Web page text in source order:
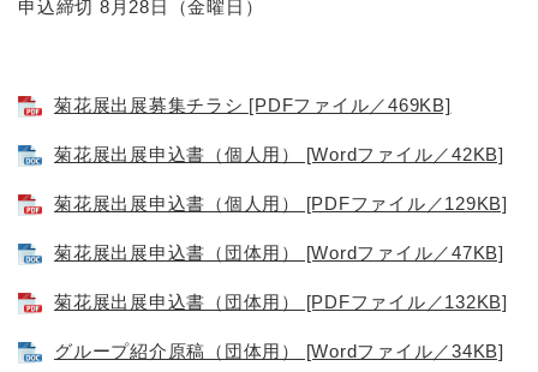
申込締切 8月28日（金曜日）
菊花展出展募集チラシ [PDFファイル／469KB]
菊花展出展申込書（個人用） [Wordファイル／42KB]
菊花展出展申込書（個人用） [PDFファイル／129KB]
菊花展出展申込書（団体用） [Wordファイル／47KB]
菊花展出展申込書（団体用） [PDFファイル／132KB]
グループ紹介原稿（団体用） [Wordファイル／34KB]